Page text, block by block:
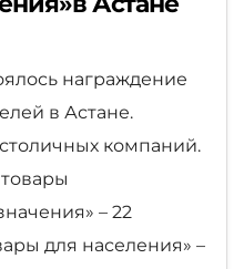
награждение
в Астане.
компаний.
– 22
для населения» –